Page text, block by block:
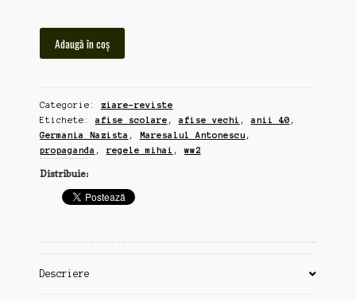
Libertatea,
din
ziua
nasterii,
2
februarie,
Adaugă în coș
Categorie: ziare-reviste
Etichete:afise scolare ,afise vechi ,anii 40 ,
Germania Nazista , Maresalul Antonescu ,
propaganda , regele mihai ,ww2
Distribuie:
Descriere